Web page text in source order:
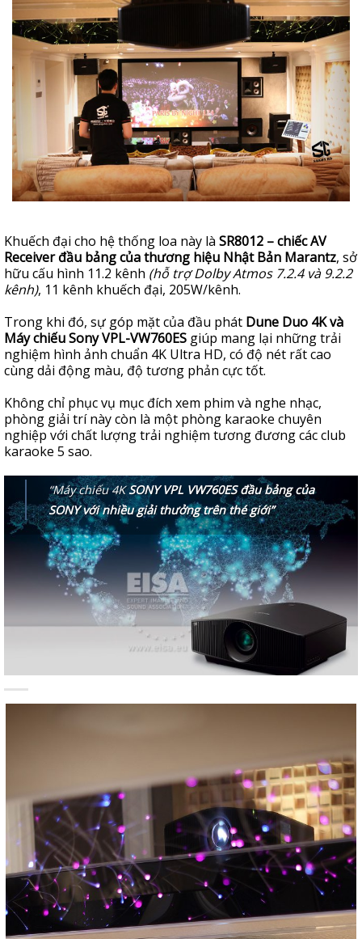
Khuếch đại cho hệ thống loa này là SR8012 – chiếc AV
Receiver đầu bảng của thương hiệu Nhật Bản Marantz, sở
hữu cấu hình 11.2 kênh (hỗ trợ Dolby Atmos 7.2.4 và 9.2.2
kênh), 11 kênh khuếch đại, 205W/kênh.
Trong khi đó, sự góp mặt của đầu phát Dune Duo 4K và
Máy chiếu Sony VPL-VW760ES giúp mang lại những trải
nghiệm hình ảnh chuẩn 4K Ultra HD, có độ nét rất cao
cùng dải động màu, độ tương phản cực tốt.
Không chỉ phục vụ mục đích xem phim và nghe nhạc,
phòng giải trí này còn là một phòng karaoke chuyên
nghiệp với chất lượng trải nghiệm tương đương các club
karaoke 5 sao.
“Máy chiếu 4KSONY VPL VW760ESđầu bảng của
SONY với nhiều giải thưởng trên thé giới”